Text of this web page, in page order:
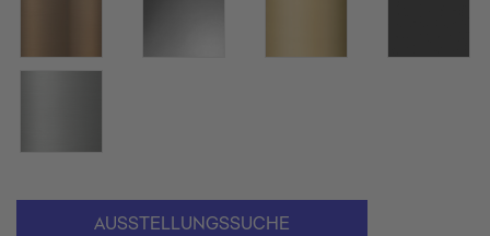
AUSSTELLUNGSSUCHE